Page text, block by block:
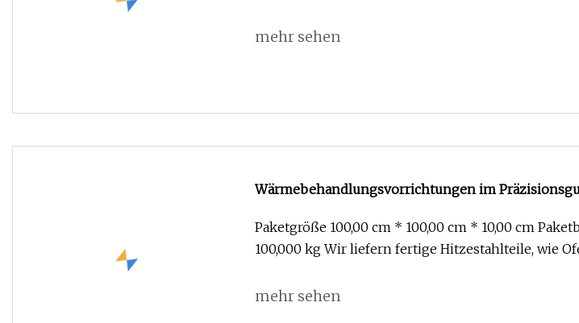
mehr sehen
Wärmebehandlungsvorrichtungen im
Paketgröße 100,00 cm * 100,00 cm * 10,00 cm
100,000 kg Wir liefern fertige Hitzestahlteile, wie
mehr sehen